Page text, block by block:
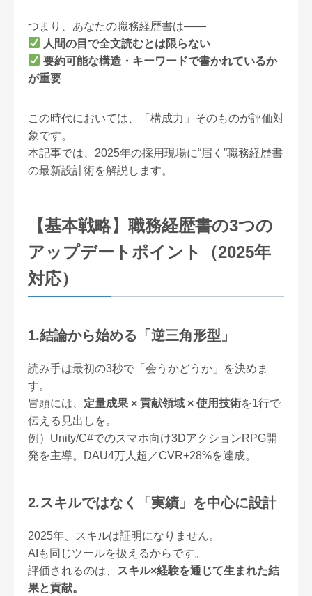
つまり、あなたの職務経歴書は——
人間の目で全文読むとは限らない
要約可能な構造・キーワードで書かれているか
が重要
この時代においては、「構成力」そのものが評価対
象です。
本記事では、2025年の採用現場に“届く”職務経歴書
の最新設計術を解説します。
【基本戦略】職務経歴書の3つの
アップデートポイント（2025年
対応）
1.結論から始める「逆三角形型」
読み手は最初の3秒で「会うかどうか」を決めま
す。
冒頭には、 定量成果 × 貢献領域 × 使用技術を1行で
伝える見出しを。
例）Unity/C#でのスマホ向け3DアクションRPG開
発を主導。DAU4万人超／CVR+28%を達成。
2.スキルではなく「実績」を中心に設計
2025年、スキルは証明になりません。
AIも同じツールを扱えるからです。
評価されるのは、
スキル×経験を通じて生まれた結
果と貢献。